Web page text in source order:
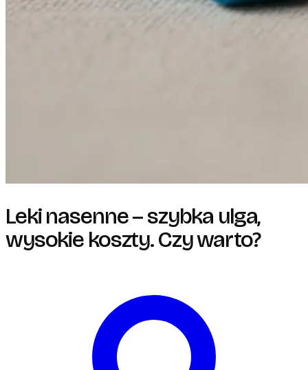
Leki nasenne – szybka ulga,
wysokie koszty. Czy warto?